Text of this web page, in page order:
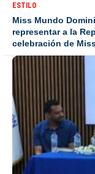
ESTILO
Miss Mundo
representar a la
celebración de